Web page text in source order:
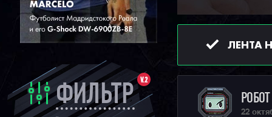
V.2
ФИЛЬТР
ЛЕНТА
22